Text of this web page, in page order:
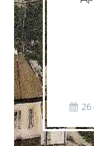
26